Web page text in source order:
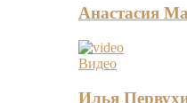
Анастасия
Видео
Илья